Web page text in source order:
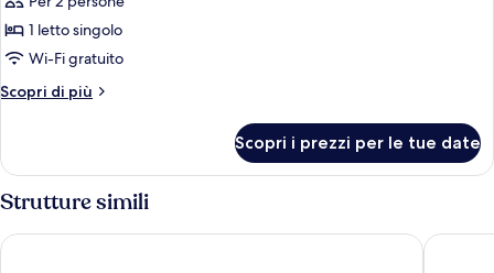
Luxury
Sunset
Pool
1 letto singolo
Wi-Fi gratuito
Scopri di più
Altri
Sunset
Pool
Twin
Scopri i prezzi per le tue date
Strutture simili
JOALI BEING Conrad